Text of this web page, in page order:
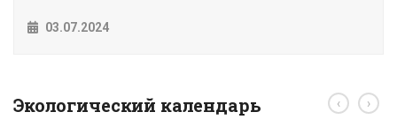
03.07.2024
Экологический календарь ‹ ›